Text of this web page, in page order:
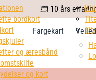
calendar
10 års
Fargekart
bordkort
og æresbånd
og kort